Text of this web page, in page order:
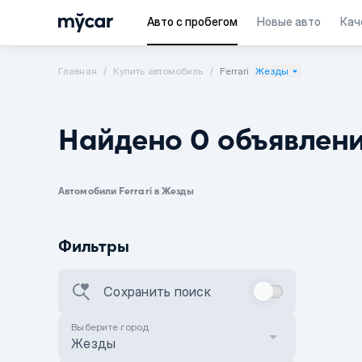
Авто с пробегом Новые авто
Главная Купить автомобиль Ferrari Жезды
Найдено 0
Автомобили Ferrari в Жезды
Фильтры
Сохранить поиск
Выберите город
Жезды